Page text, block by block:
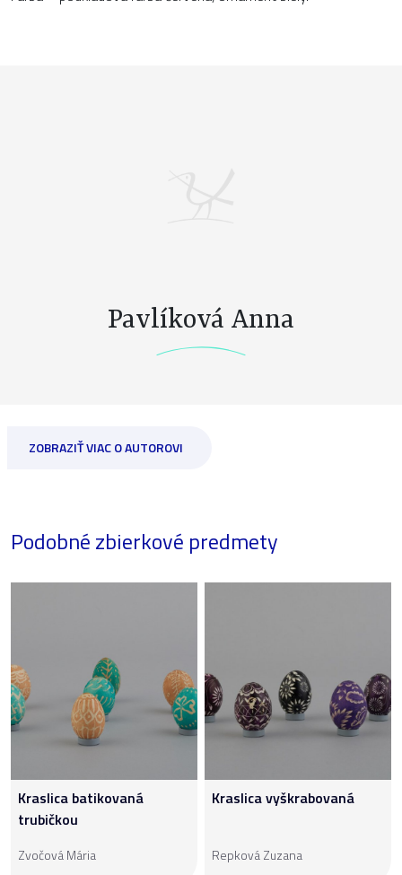
Pavlíková Anna
ZOBRAZIŤ VIAC O AUTOROVI
Podobné zbierkové predmety
Kraslica batikovaná
trubičkou
Zvočová Mária
Kraslica vyškrabovaná
Repková Zuzana